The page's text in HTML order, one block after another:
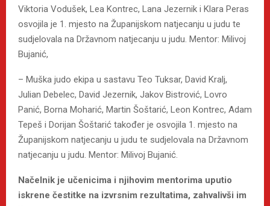
Viktoria Vodušek, Lea Kontrec, Lana Jezernik i Klara Peras
osvojila je 1. mjesto na Županijskom natjecanju u judu te
sudjelovala na Državnom natjecanju u judu. Mentor: Milivoj
Bujanić,
– Muška judo ekipa u sastavu Teo Tuksar, David Kralj,
Julian Debelec, David Jezernik, Jakov Bistrović, Lovro
Panić, Borna Moharić, Martin Šoštarić, Leon Kontrec, Adam
Tepeš i Dorijan Šoštarić također je osvojila 1. mjesto na
Županijskom natjecanju u judu te sudjelovala na Državnom
natjecanju u judu. Mentor: Milivoj Bujanić.
Načelnik je učenicima i njihovim mentorima uputio
iskrene čestitke na izvrsnim rezultatima, zahvalivši im